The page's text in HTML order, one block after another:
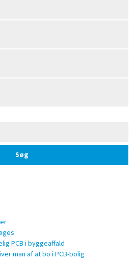
PCB i byggeaffald
man af at bo i PCB-bolig